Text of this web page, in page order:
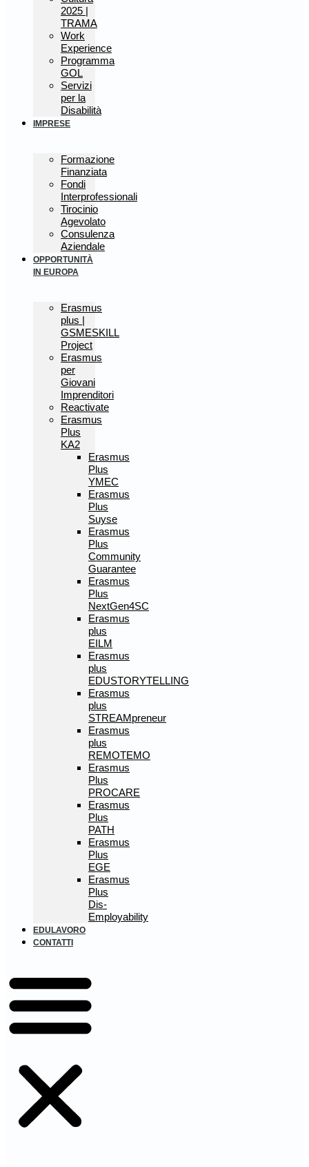
2025 |
TRAMA
Work
Experience
Programma
GOL
Servizi
per la
Disabilità
IMPRESE
Formazione
Finanziata
Fondi
Interprofessionali
Tirocinio
Agevolato
Consulenza
Aziendale
OPPORTUNITÀ
IN EUROPA
Erasmus
plus |
GSMESKILL
Project
Erasmus
per
Giovani
Imprenditori
Reactivate
Erasmus
Plus
KA2
Erasmus
Plus
YMEC
Erasmus
Plus
Suyse
Erasmus
Plus
Community
Guarantee
Erasmus
Plus
NextGen4SC
Erasmus
plus
EILM
Erasmus
plus
EDUSTORYTELLING
Erasmus
plus
STREAMpreneur
Erasmus
plus
REMOTEMO
Erasmus
Plus
PROCARE
Erasmus
Plus
PATH
Erasmus
Plus
EGE
Erasmus
Plus
Dis-
Employability
EDULAVORO
CONTATTI